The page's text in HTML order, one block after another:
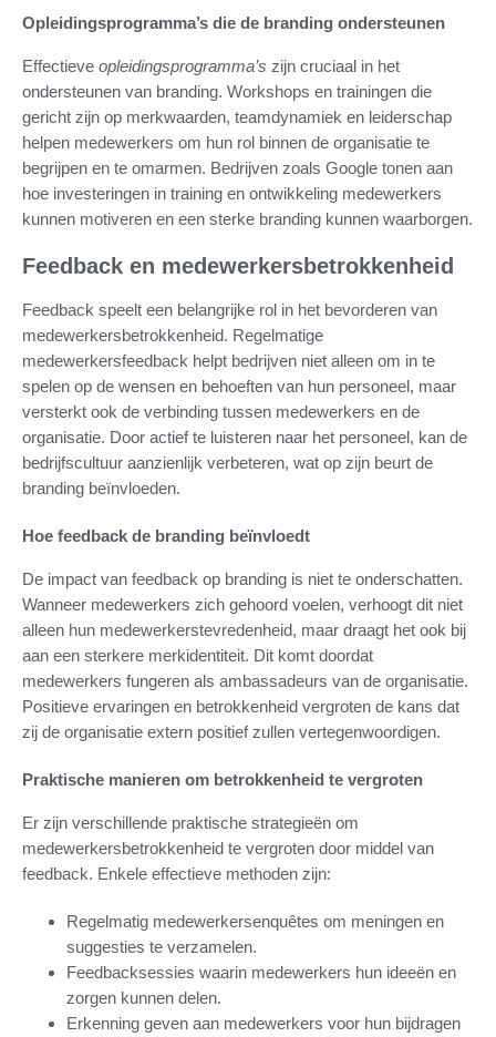
Opleidingsprogramma’s die de branding ondersteunen
Effectieve opleidingsprogramma’s zijn cruciaal in het
ondersteunen van branding. Workshops en trainingen die
gericht zijn op merkwaarden, teamdynamiek en leiderschap
helpen medewerkers om hun rol binnen de organisatie te
begrijpen en te omarmen. Bedrijven zoals Google tonen aan
hoe investeringen in training en ontwikkeling medewerkers
kunnen motiveren en een sterke branding kunnen waarborgen.
Feedback en medewerkersbetrokkenheid
Feedback speelt een belangrijke rol in het bevorderen van
medewerkersbetrokkenheid. Regelmatige
medewerkersfeedback helpt bedrijven niet alleen om in te
spelen op de wensen en behoeften van hun personeel, maar
versterkt ook de verbinding tussen medewerkers en de
organisatie. Door actief te luisteren naar het personeel, kan de
bedrijfscultuur aanzienlijk verbeteren, wat op zijn beurt de
branding beïnvloeden.
Hoe feedback de branding beïnvloedt
De impact van feedback op branding is niet te onderschatten.
Wanneer medewerkers zich gehoord voelen, verhoogt dit niet
alleen hun medewerkerstevredenheid, maar draagt het ook bij
aan een sterkere merkidentiteit. Dit komt doordat
medewerkers fungeren als ambassadeurs van de organisatie.
Positieve ervaringen en betrokkenheid vergroten de kans dat
zij de organisatie extern positief zullen vertegenwoordigen.
Praktische manieren om betrokkenheid te vergroten
Er zijn verschillende praktische strategieën om
medewerkersbetrokkenheid te vergroten door middel van
feedback. Enkele effectieve methoden zijn:
Regelmatig medewerkersenquêtes om meningen en
suggesties te verzamelen.
Feedbacksessies waarin medewerkers hun ideeën en
zorgen kunnen delen.
Erkenning geven aan medewerkers voor hun bijdragen